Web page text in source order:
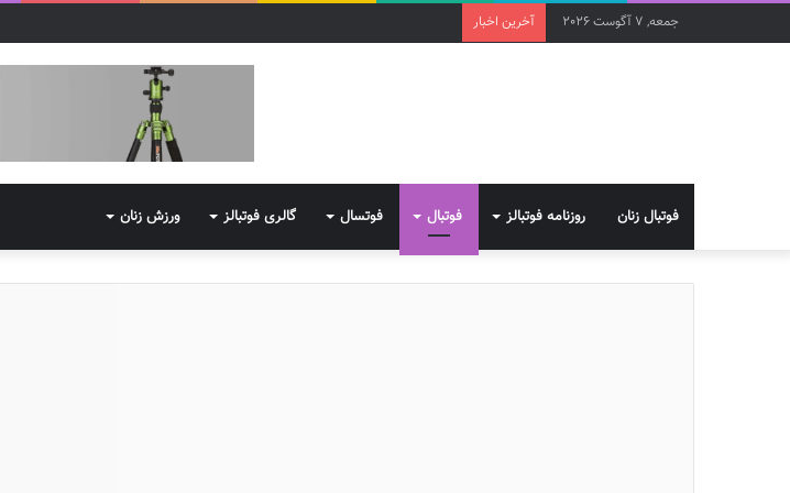
جمعه, 7 آگوست 2026 آخرین اخبار
فوتبال زنان روزنامه فوتبالز فوتبال فوتسال گالری فوتبالز ورزش زنان